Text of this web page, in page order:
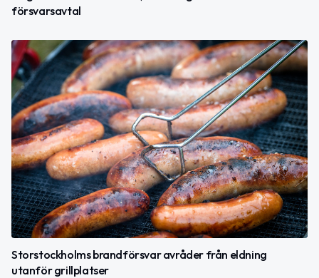
försvarsavtal
Storstockholms brandförsvar avråder från eldning
utanför grillplatser